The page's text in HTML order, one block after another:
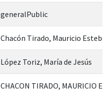
generalPublic
Chacón Tirado, Mauricio Esteban
López Toriz, María de Jesús
CHACON TIRADO, MAURICIO